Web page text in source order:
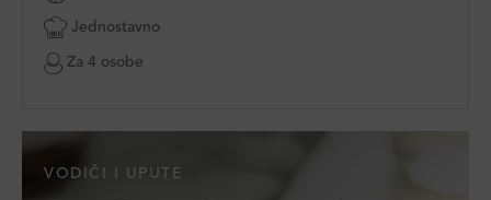
Jednostavno
Za 4 osobe
VODIČI I UPUTE